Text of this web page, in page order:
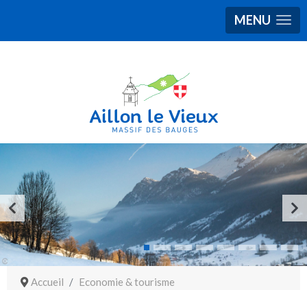
MENU
Accueil
Economie & tourisme